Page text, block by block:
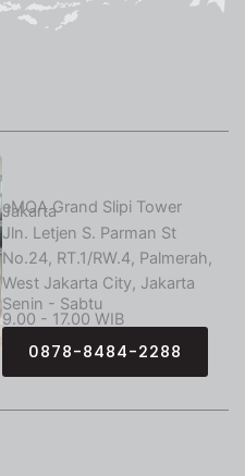
eMOA Grand Slipi Tower
Jakarta
Jln. Letjen S. Parman St
No.24, RT.1/RW.4, Palmerah,
West Jakarta City, Jakarta
Senin - Sabtu
9.00 - 17.00 WIB
0878-8484-2288